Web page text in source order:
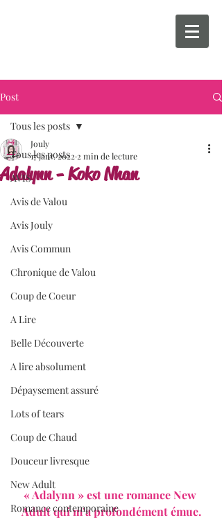
Post
Tous les posts
AVIS
Avis de Valou
Avis Jouly
Avis Commun
Chronique de Valou
Coup de Coeur
A Lire
Belle Découverte
A lire absolument
Dépaysement assuré
Lots of tears
Coup de Chaud
Douceur livresque
New Adult
Romance contemporaine
Tous les posts
Adalynn - Koko Nhan
Jouly
17 janv. 2022 2 min de lecture
« Adalynn » est une romance New
Adult qui m’a profondément émue.